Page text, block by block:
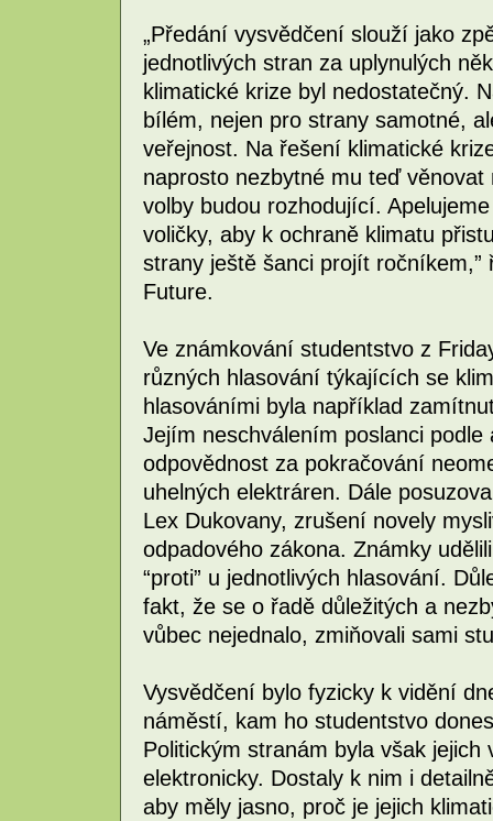
„Předání vysvědčení slouží jako
jednotlivých stran za uplynulých
klimatické krize byl nedostatečný.
bílém, nejen pro strany samotné,
veřejnost. Na řešení klimatické
naprosto nezbytné mu teď
volby budou rozhodující.
voličky, aby k ochraně klimatu
strany ještě šanci projít
Future.
Ve známkování studentstvo z
různých hlasování týkajících se
hlasováními byla například
Jejím neschválením poslanci
odpovědnost za pokračování
uhelných elektráren. Dále
Lex Dukovany, zrušení novely
odpadového zákona. Známky
“proti” u jednotlivých hlasování.
fakt, že se o řadě důležitých a
vůbec nejednalo, zmiňovali sami
Vysvědčení bylo fyzicky k vidění
náměstí, kam ho studentstvo
Politickým stranám byla však
elektronicky. Dostaly k nim i
aby měly jasno, proč je jejich